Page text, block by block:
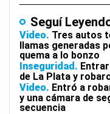
Seguí
Video Tres autos
llamas generadas
quema a lo bonzo
Inseguridad
de La Plata y
Video Entró a
y una cámara de
secuencia